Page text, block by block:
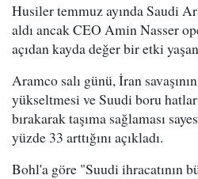
Husiler temmuz ayında Saudi
aldı ancak CEO Amin Nasser
açıdan kayda değer bir etki
Aramco salı günü, İran
yükseltmesi ve Suudi boru
bırakarak taşıma sağlaması
yüzde 33 arttığını açıkladı.
Bohl'a göre "Suudi ihracatının